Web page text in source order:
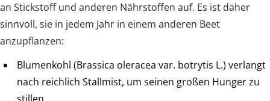
an Stickstoff und anderen Nährstoffen auf. Es ist daher
sinnvoll, sie in jedem Jahr in einem anderen Beet
anzupflanzen:
Blumenkohl (Brassica oleracea var. botrytis L.) verlangt
nach reichlich Stallmist, um seinen großen Hunger zu